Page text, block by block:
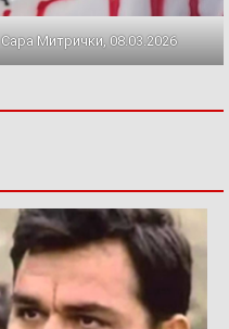
Митрички, 08.03.2026